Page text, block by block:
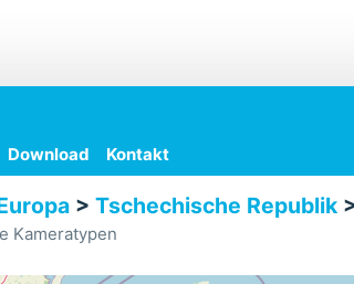
Download Kontakt
> Tschechische Republik
Kameratypen